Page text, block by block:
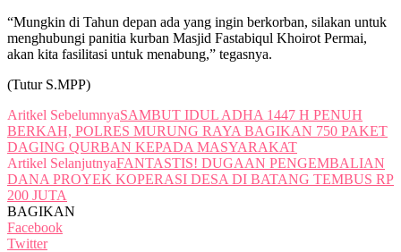
“Mungkin di Tahun depan ada yang ingin berkorban, silakan untuk
menghubungi panitia kurban Masjid Fastabiqul Khoirot Permai,
akan kita fasilitasi untuk menabung,” tegasnya.
(Tutur S.MPP)
Aritkel SebelumnyaSAMBUT IDUL ADHA 1447 H PENUH
BERKAH, POLRES MURUNG RAYA BAGIKAN 750 PAKET
DAGING QURBAN KEPADA MASYARAKAT
Artikel SelanjutnyaFANTASTIS! DUGAAN PENGEMBALIAN
DANA PROYEK KOPERASI DESA DI BATANG TEMBUS RP
200 JUTA
BAGIKAN
Facebook
Twitter